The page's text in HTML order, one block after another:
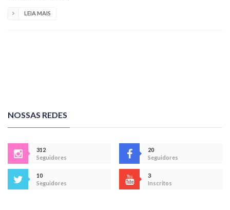
LEIA MAIS
NOSSAS REDES
312
Seguidores
20
Seguidores
10
Seguidores
3
Inscritos